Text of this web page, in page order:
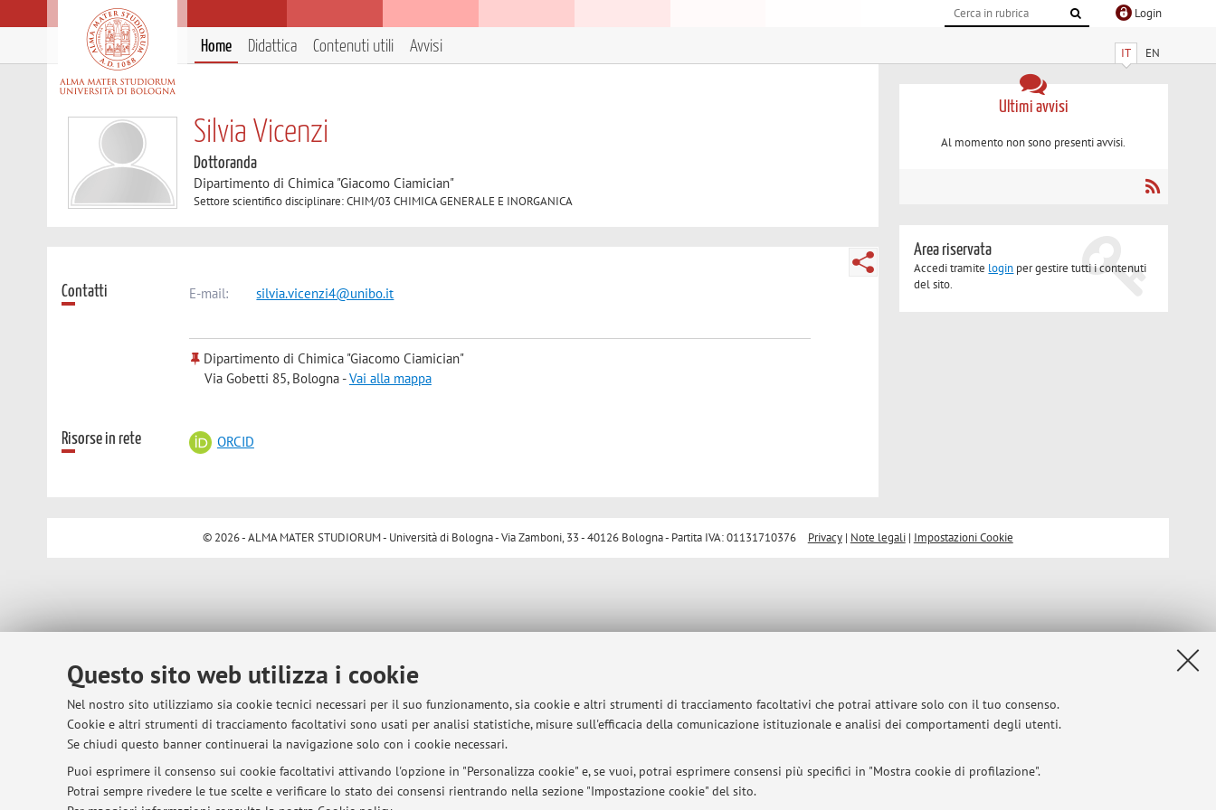
Questo sito web utilizza i cookie
Nel nostro sito utilizziamo sia cookie tecnici necessari per il suo funzionamento, sia cookie e altri strumenti di tracciamento facoltativi che potrai attivare solo con il tuo consenso.
Cookie e altri strumenti di tracciamento facoltativi sono usati per analisi statistiche, misure sull'efficacia della comunicazione istituzionale e analisi dei comportamenti degli utenti.
Se chiudi questo banner continuerai la navigazione solo con i cookie necessari.
Puoi esprimere il consenso sui cookie facoltativi attivando l'opzione in "Personalizza cookie" e, se vuoi, potrai esprimere consensi più specifici in "Mostra cookie di profilazione".
Potrai sempre rivedere le tue scelte e verificare lo stato dei consensi rientrando nella sezione "Impostazione cookie" del sito.
Login
IT EN
Home Didattica Contenuti utili Avvisi
Silvia Vicenzi
Dottoranda
Dipartimento di Chimica "Giacomo Ciamician"
Settore scientifico disciplinare: CHIM/03 CHIMICA GENERALE E INORGANICA
Contatti E-mail: silvia.vicenzi4@unibo.it
Dipartimento di Chimica "Giacomo Ciamician"
Via Gobetti 85, Bologna -Vai alla mappa
Risorse in rete ORCID
Ultimi avvisi
Al momento non sono presenti avvisi.
Area riservata
Accedi tramite login per gestire tutti i contenuti
del sito.
© 2026 - ALMA MATER STUDIORUM - Università di Bologna - Via Zamboni, 33 - 40126 Bologna - Partita IVA: 01131710376 Privacy| Note legali| Impostazioni Cookie